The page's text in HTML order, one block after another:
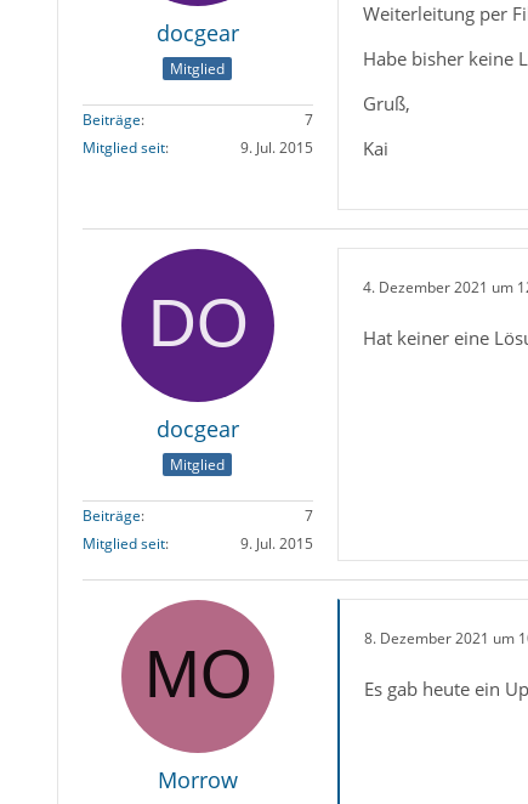
docgear
Mitglied
Beiträge
7
Mitglied seit
9. Jul. 2015
Weiterleitung per
Habe bisher keine
Gruß,
Kai
docgear
Mitglied
Beiträge
7
Mitglied seit
9. Jul. 2015
4. Dezember 2021 um
Hat keiner eine
Morrow
8. Dezember 2021 um
Es gab heute ein